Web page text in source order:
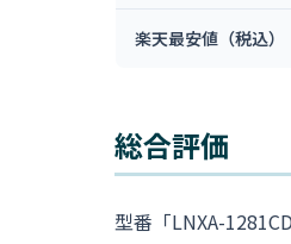
楽天最安値（税込）
総合評価
型番「LNXA-